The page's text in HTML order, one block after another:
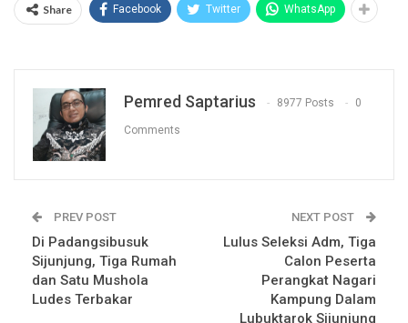
Share Facebook Twitter WhatsApp
Pemred Saptarius 8977 Posts 0
Comments
PREV POST
Di Padangsibusuk
Sijunjung, Tiga Rumah
dan Satu Mushola
Ludes Terbakar
NEXT POST
Lulus Seleksi Adm, Tiga
Calon Peserta
Perangkat Nagari
Kampung Dalam
Lubuktarok Sijunjung